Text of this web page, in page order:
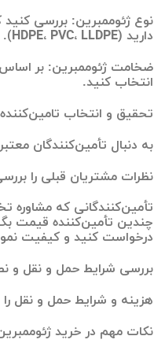
نوع ژئوممبرین: بررسی کنید
دارید (HDPE، PVC، LLDPE).
ضخامت ژئوممبرین: بر اساس
انتخاب کنید.
تحقیق و انتخاب
به دنبال تأمین‌کنندگان
نظرات مشتریان قبلی را
تأمین‌کنندگانی که مشاوره
چندین تأمین‌کننده قیمت
درخواست کنید و کیفیت
بررسی شرایط حمل و نقل و
هزینه و شرایط حمل و نقل
نکات مهم در خرید